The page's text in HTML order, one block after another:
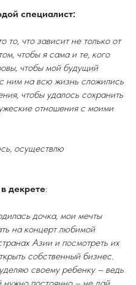
специалист:
что зависит не только от
чтобы я сама и те, кого
чтобы мой будущий
ним на всю жизнь сложились
чтобы удалось сохранить
отношения с моими
осуществлю
декрете:
дочка, мои мечты
на концерт любимой
Азии и посмотреть их
собственный бизнес.
своему ребенку – ведь